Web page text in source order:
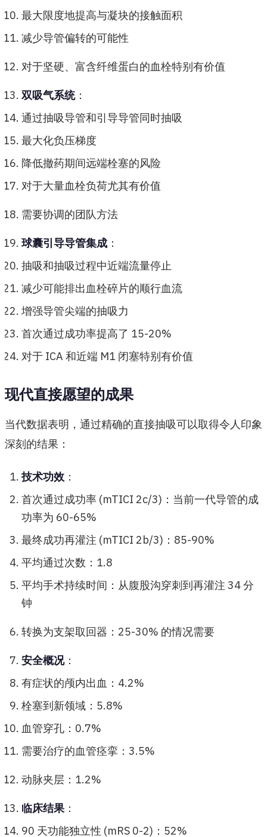
最大限度地提高与凝块的接触面积
减少导管偏转的可能性
对于坚硬、富含纤维蛋白的血栓特别有价值
双吸气系统：
通过抽吸导管和引导导管同时抽吸
最大化负压梯度
降低撤药期间远端栓塞的风险
对于大量血栓负荷尤其有价值
需要协调的团队方法
球囊引导导管集成 ：
抽吸和抽吸过程中近端流量停止
减少可能排出血栓碎片的顺行血流
增强导管尖端的抽吸力
首次通过成功率提高了 15-20%
对于 ICA 和近端 M1 闭塞特别有价值
现代直接愿望的成果
当代数据表明，通过精确的直接抽吸可以取得令人印象
深刻的结果：
技术功效 ：
首次通过成功率 (mTICI 2c/3)：当前一代导管的成
功率为 60-65%
最终成功再灌注 (mTICI 2b/3)：85-90%
平均通过次数：1.8
平均手术持续时间：从腹股沟穿刺到再灌注 34 分
钟
转换为支架取回器：25-30% 的情况需要
安全概况：
有症状的颅内出血：4.2%
栓塞到新领域：5.8%
血管穿孔：0.7%
需要治疗的血管痉挛：3.5%
动脉夹层：1.2%
临床结果：
90 天功能独立性 (mRS 0-2)：52%